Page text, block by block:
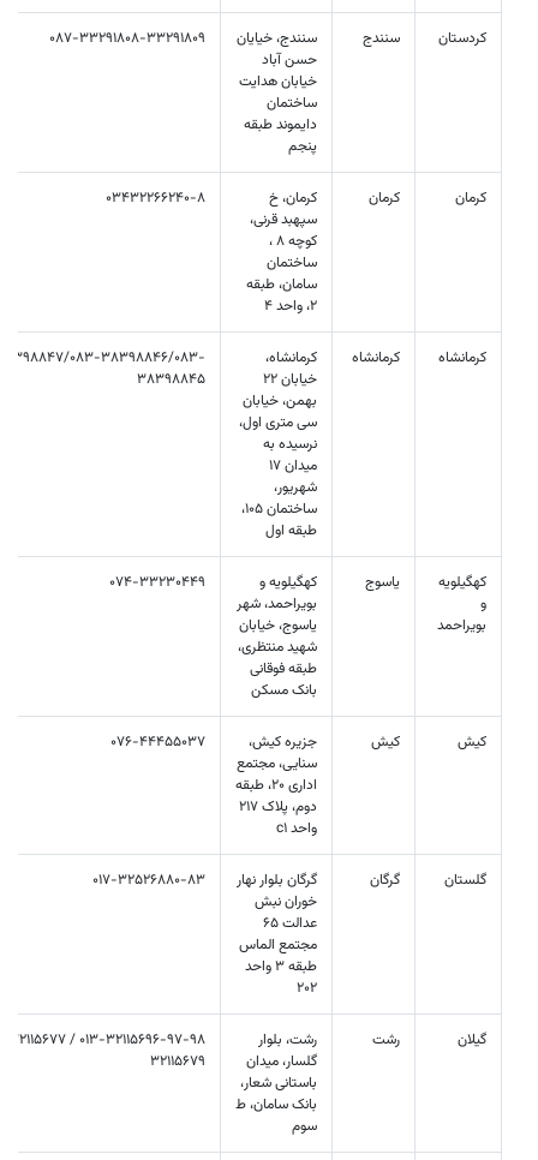
کردستان سنندج
سنندج، خيایان
حسن آباد
خيابان هدايت
ساختمان
دايموند طبقه
پنجم
087-33291808-33291809
کرمان کرمان
کرمان، خ
سپهبد قرنی،
کوچه 8 ،
ساختمان
سامان، طبقه
2، واحد 4
03432266240-8
کرمانشاه کرمانشاه
كرمانشاه،
خیابان 22
بهمن، خیابان
سی متری اول،
نرسیده به
میدان 17
شهریور،
ساختمان 105،
طبقه اول
083-38398846/083-
38398845
کهگیلویه
و
بویراحمد
یاسوج
کهگیلویه و
بویراحمد، شهر
یاسوج، خیابان
شهید منتظری،
طبقه فوقانی
بانک مسکن
074-33230449
کیش کیش
جزيره کيش،
سنایی، مجتمع
اداری 20، طبقه
دوم، پلاک 217
واحد c1
076-44455037
گلستان گرگان
گرگان بلوار نهار
خوران نبش
عدالت 65
مجتمع الماس
طبقه 3 واحد
202
017-32526880-83
گیلان رشت
رشت، بلوار
گلسار، میدان
باستانی شعار،
بانک سامان، ط
سوم
32115679